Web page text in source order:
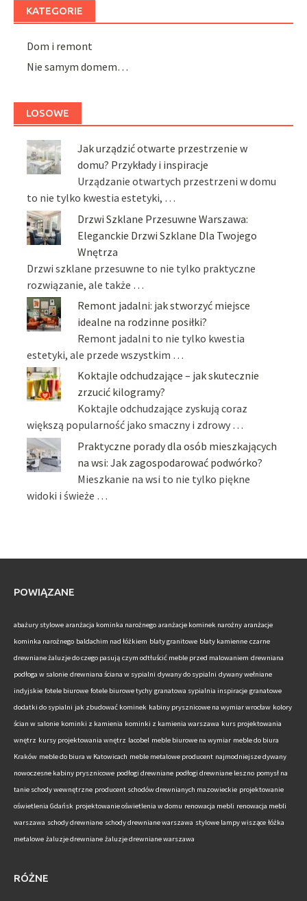
KATEGORIE
Dom i remont
Nie samym domem…
LOSOWE
Jak urządzić otwarte przestrzenie w
domu? Przykłady i inspiracje
Urządzanie otwartych przestrzeni w domu
to nie tylko kwestia estetyki, …
Drzwi Szklane Przesuwne Warszawa:
Eleganckie Drzwi Szklane Dla Twojego
Wnętrza
Drzwi szklane przesuwne to nie tylko praktyczne
rozwiązanie, ale także …
Remont jadalni: jak stworzyć miejsce
idealne na rodzinne posiłki?
Remont jadalni to nie tylko kwestia
estetyki, ale przede wszystkim …
Koktajle odchudzające – jak skutecznie
zrzucić kilogramy?
Koktajle odchudzające zyskują coraz
większą popularność jako smaczny i zdrowy …
Praktyczne porady dla osób mieszkających
na wsi: Jak zagospodarować podwórko?
Mieszkanie na wsi to nie tylko piękne
widoki i świeże …
POWIĄZANE
abażury stylowe aranżacja kominka narożnego aranżacje kominek narożny aranżacje
kominka narożnego baldachim nad łóżkiem blaty granitowe blaty kamienne czarne
drewniane żaluzje do czego pasują czym odtłuścić meble przed malowaniem drewniana
podłoga w salonie drewniana ściana w sypialni dywany do sypialni dywany wełniane
indyjskie fotele biurowe fotele biurowe tychy granatowa sypialnia inspiracje granatowe
dodatki do sypialni jak zbudować kominek kabiny prysznicowe na wymiar wrocław kolory
ścian w salonie kominki z kamienia kominki z kamienia warszawa kurs projektowania
wnętrz kursy projektowania wnętrz lacobel meble biurowe na wymiar meble do biura
Kraków meble do biura w Katowicach meble metalowe producent najmodniejsze dywany
nowoczesne kabiny prysznicowe podłogi drewniane podłogi drewniane leszno pomysł na
tanie schody wewnętrzne producent schodów drewnianych mazowieckie projektowanie
oświetlenia Gdańsk projektowanie oświetlenia w domu renowacja mebli renowacja mebli
warszawa schody drewniane schody drewniane warszawa stylowe lampy wiszące łóżka
metalowe żaluzje drewniane żaluzje drewniane warszawa
RÓŻNE